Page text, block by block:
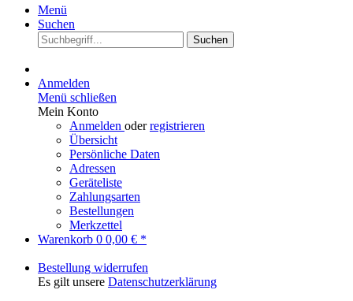
Menü
Suchen
Suchen
Anmelden
Menü schließen
Mein Konto
Anmelden oderregistrieren
Übersicht
Persönliche Daten
Adressen
Geräteliste
Zahlungsarten
Bestellungen
Merkzettel
Warenkorb 0 0,00 € *
Bestellung widerrufen
Es gilt unsere Datenschutzerklärung